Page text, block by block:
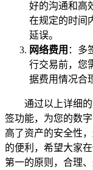
好的沟通和高
在规定的时间
延误。
网络费用 ：多
行交易前，您
据费用情况合
通过以上详细
签功能，为您的数
高了资产的安全性
的便利，希望大家
第一的原则，合理